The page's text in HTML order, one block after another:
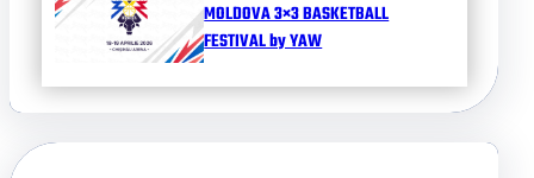
MOLDOVA 3×3 BASKETBALL
FESTIVAL by YAW